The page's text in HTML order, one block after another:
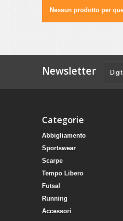
Nessun prodotto per
Newsletter
Categorie
Abbigliamento
Sportswear
Scarpe
Tempo Libero
Futsal
Running
Accessori